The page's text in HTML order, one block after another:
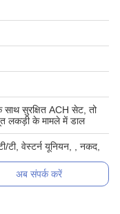
साथ सुरक्षित ACH सेट, तो
लकड़ी के मामले में डाल
टी, वेस्टर्न यूनियन, , नकद,
अब संपर्क करें